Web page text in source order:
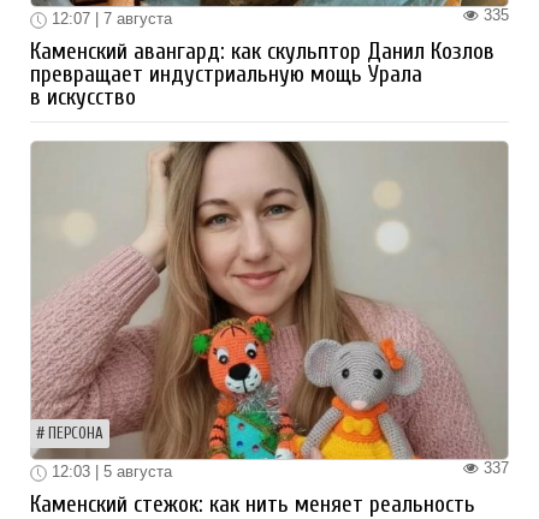
335
12:07 | 7 августа
Каменский авангард: как скульптор Данил Козлов
превращает индустриальную мощь Урала
в искусство
ПЕРСОНА
337
12:03 | 5 августа
Каменский стежок: как нить меняет реальность